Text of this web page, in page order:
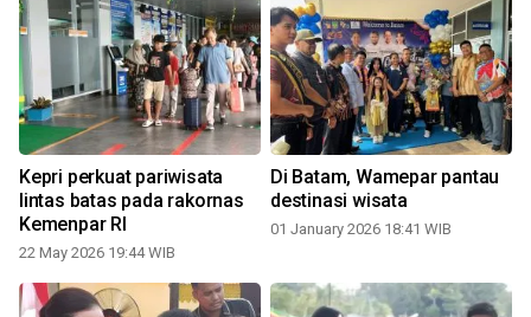
Kepri perkuat pariwisata
lintas batas pada rakornas
Kemenpar RI
22 May 2026 19:44 WIB
Di Batam, Wamepar pantau
destinasi wisata
01 January 2026 18:41 WIB